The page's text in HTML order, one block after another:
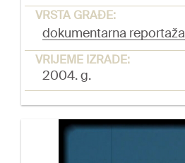
VRSTA GRAĐE:
dokumentarna reportaža
VRIJEME IZRADE:
2004. g.